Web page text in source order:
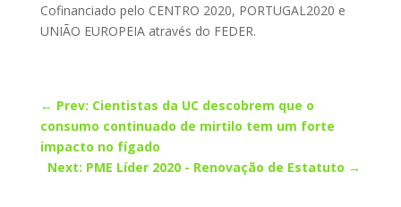
Cofinanciado pelo CENTRO 2020, PORTUGAL2020 e
UNIÃO EUROPEIA através do FEDER.
← Prev: Cientistas da UC descobrem que o
consumo continuado de mirtilo tem um forte
impacto no fígado
Next: PME Líder 2020 - Renovação de Estatuto →